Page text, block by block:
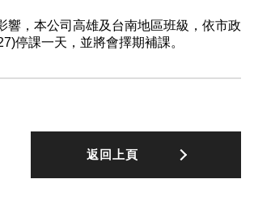
響，本公司高雄及台南地區班級，依市政
停課一天，並將會擇期補課。
返回上頁